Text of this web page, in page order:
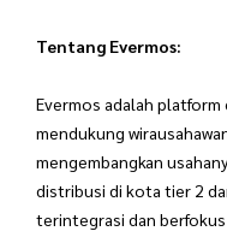
Tentang Evermos:
Evermos adalah
mendukung
mengembangkan
distribusi di kota tier 2
terintegrasi dan